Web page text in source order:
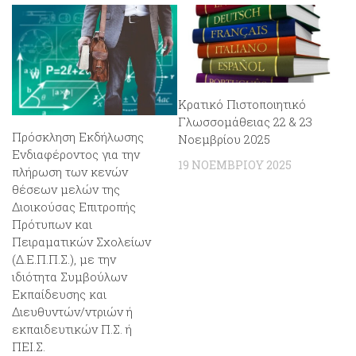
Πρόσκληση Εκδήλωσης
Ενδιαφέροντος για την
πλήρωση των κενών
θέσεων μελών της
Διοικούσας Επιτροπής
Πρότυπων και
Πειραματικών Σχολείων
(Δ.Ε.Π.Π.Σ.), με την
ιδιότητα Συμβούλων
Εκπαίδευσης και
Διευθυντών/ντριών ή
εκπαιδευτικών Π.Σ. ή
ΠΕΙ.Σ.
Κρατικό Πιστοποιητικό
Γλωσσομάθειας 22 & 23
Νοεμβρίου 2025
19 ΝΟΕΜΒΡΊΟΥ 2025